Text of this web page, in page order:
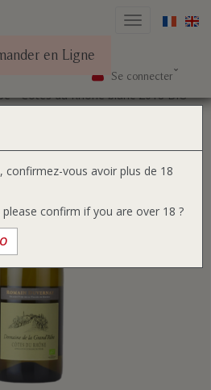
en Ligne
Basculer
Se connecter
- Côtes du Rhône blanc 2018 BIO
confirmez-vous avoir plus de 18
confirm if you are over 18 ?